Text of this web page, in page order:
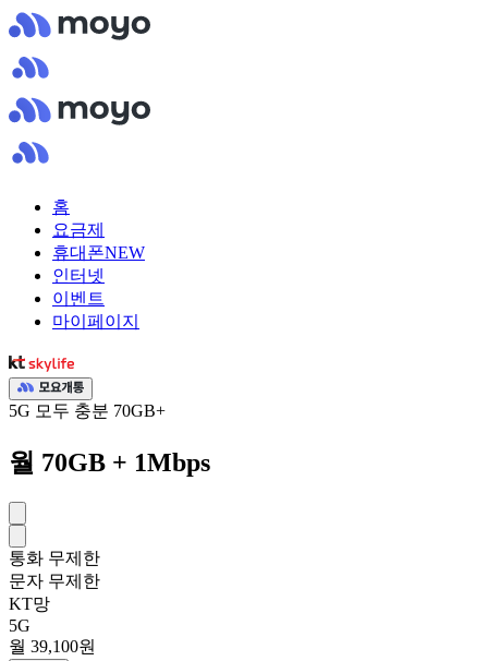
홈
요금제
휴대폰NEW
인터넷
이벤트
마이페이지
5G 모두 충분 70GB+
월 70GB + 1Mbps
통화 무제한
문자 무제한
KT망
5G
월 39,100원